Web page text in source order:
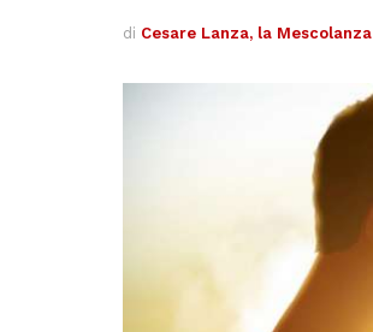
di Cesare Lanza, la Mescolanza